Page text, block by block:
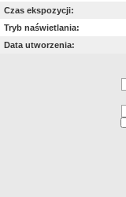
Czas ekspozycji:
Tryb naświetlania:
Data utworzenia: